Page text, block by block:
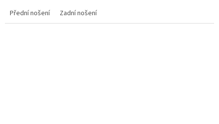
Přední nošení
Zadní nošení